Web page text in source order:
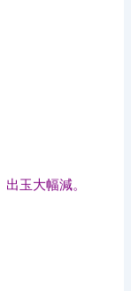
出玉大幅減。